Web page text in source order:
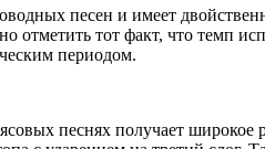
песен и имеет
отметить тот факт, что темп
периодом.
песнях получает